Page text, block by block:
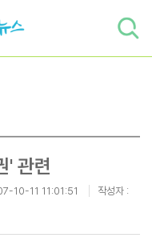
' 관련
10-11 11:01:51
작성자 :